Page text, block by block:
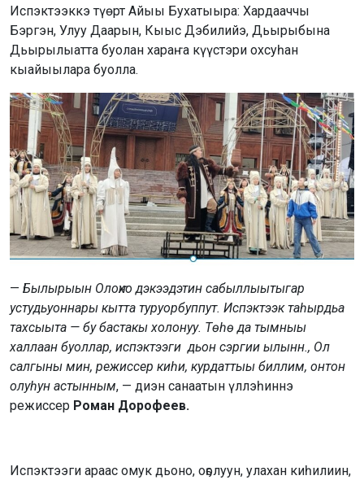
Испэктээккэ түөрт Айыы Бухатыыра: Хардааччы
Бэргэн, Улуу Даарын, Кыыс Дэбилийэ, Дьырыбына
Дьырылыатта буолан хараҥа күүстэри охсуһан
кыайыылара буолла.
— Былырыын Олоҥхо дэкээдэтин сабыллыытыгар
устудьуоннары кытта туруорбуппут. Испэктээк таһырдьа
тахсыыта — бу бастакы холонуу. Төһө да тымныы
халлаан буоллар, испэктээги дьон сэргии ылынн., Ол
салгыны мин, режиссер киһи, курдаттыы биллим, онтон
олуһун астынным, — диэн санаатын үллэһиннэ
режиссер Роман Дорофеев.
Испэктээги араас омук дьоно, оҕолуун, улахан киһилиин,